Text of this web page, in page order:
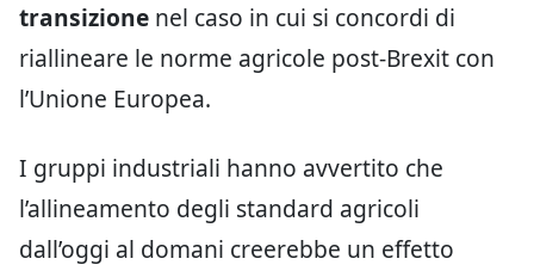
transizione nel caso in cui si concordi di
riallineare le norme agricole post-Brexit con
l’Unione Europea.
I gruppi industriali hanno avvertito che
l’allineamento degli standard agricoli
dall’oggi al domani creerebbe un effetto